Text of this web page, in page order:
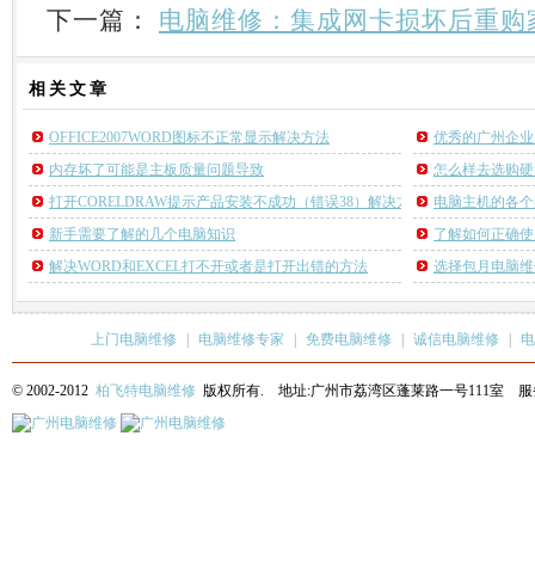
下一篇： 电脑维修：集成网卡损坏后重
相关 文章
OFFICE2007WORD图标不正常显示解决方法
优秀的广州企
内存坏了可能是主板质量问题导致
怎么样去选购
打开CORELDRAW提示产品安装不成功（错误38）解决方法 电脑主机的各
新手需要了解的几个电脑知识
了解如何正确
解决WORD和EXCEL打不开或者是打开出错的方法
选择包月电脑
上门电脑维修 电脑维修专家 免费电脑维修 诚信电脑维修
© 2002-2012 柏飞特电脑维修 版权所有. 地址:广州市荔湾区蓬莱路一号111室 服